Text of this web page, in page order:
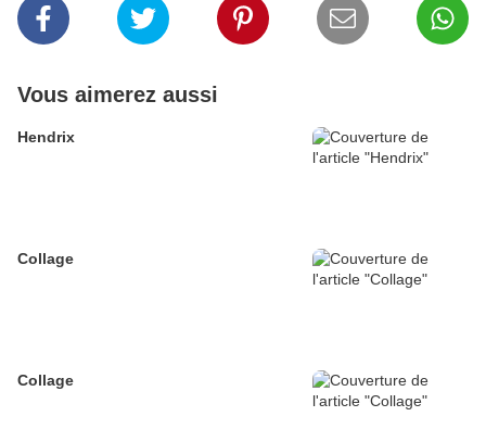
Vous aimerez aussi
Hendrix
Collage
Collage